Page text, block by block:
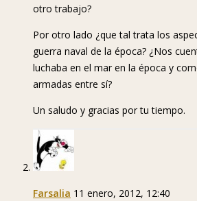
otro trabajo?
Por otro lado ¿que tal trata los
guerra naval de la época? ¿Nos
luchaba en el mar en la época y
armadas entre sí?
Un saludo y gracias por tu tiempo.
Farsalia 11 enero, 2012, 12:40